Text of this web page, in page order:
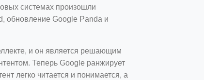
системах произошли
обновление Google Panda и
и он является решающим
Теперь Google ранжирует
легко читается и понимается, а